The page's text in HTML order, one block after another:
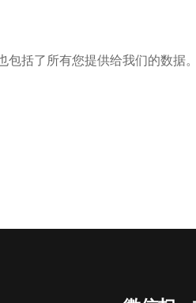
括了所有您提供给我们的数据